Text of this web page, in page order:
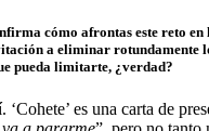
cómo afrontas este reto
a eliminar rotundamente
pueda limitarte, ¿verdad?
‘Cohete’ es una carta de